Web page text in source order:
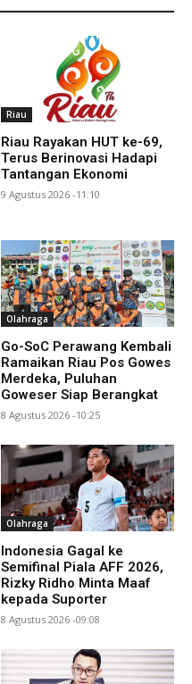
Riau
Riau Rayakan HUT ke-69,
Terus Berinovasi Hadapi
Tantangan Ekonomi
9 Agustus 2026 -11:10
Olahraga
Go-SoC Perawang Kembali
Ramaikan Riau Pos Gowes
Merdeka, Puluhan
Goweser Siap Berangkat
8 Agustus 2026 -10:25
Olahraga
Indonesia Gagal ke
Semifinal Piala AFF 2026,
Rizky Ridho Minta Maaf
kepada Suporter
8 Agustus 2026 -09:08